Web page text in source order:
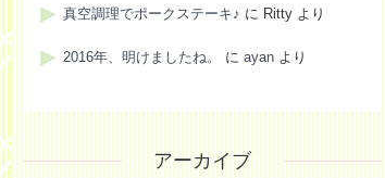
真空調理でポークステーキ♪ に Ritty より
2016年、明けましたね。 に ayan より
アーカイブ